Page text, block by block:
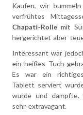
Kaufen, wir
verfrühtes
Chapati-Rolle mit
hergerichtet aber
Interessant war
ein heißes Tuch
Es war ein
Tablett serviert
wurde und
sehr extravagant.